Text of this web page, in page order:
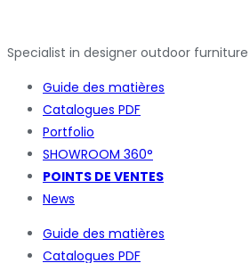
Specialist in designer outdoor furniture
Guide des matières
Catalogues PDF
Portfolio
SHOWROOM 360°
POINTS DE VENTES
News
Guide des matières
Catalogues PDF